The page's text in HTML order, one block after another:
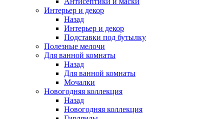
Интерьер и декор
Назад
Интерьер и декор
Подставки под бутылку
Полезные мелочи
Для ванной комнаты
Назад
Для ванной комнаты
Мочалки
Новогодняя коллекция
Назад
Новогодняя коллекция